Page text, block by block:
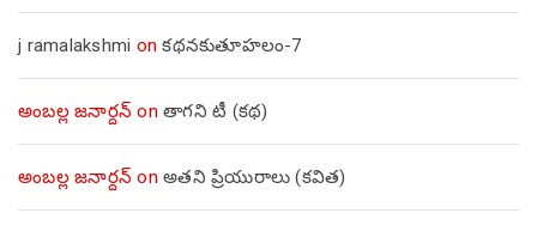
j ramalakshmi onకథనకుతూహలం-7
అంబల్ల జనార్దన్ on తాగని టీ (కథ)
అంబల్ల జనార్దన్ on అతని ప్రియురాలు (కవిత)